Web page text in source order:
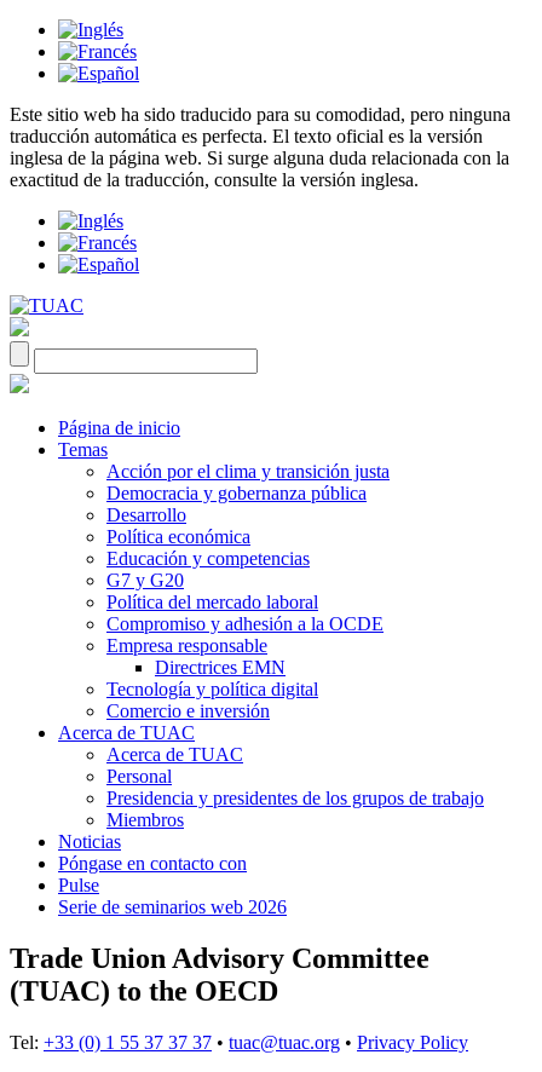
Este sitio web ha sido traducido para su comodidad, pero ninguna
traducción automática es perfecta. El texto oficial es la versión
inglesa de la página web. Si surge alguna duda relacionada con la
exactitud de la traducción, consulte la versión inglesa.
Página de inicio
Temas
Acción por el clima y transición justa
Democracia y gobernanza pública
Desarrollo
Política económica
Educación y competencias
G7 y G20
Política del mercado laboral
Compromiso y adhesión a la OCDE
Empresa responsable
Directrices EMN
Tecnología y política digital
Comercio e inversión
Acerca de TUAC
Acerca de TUAC
Personal
Presidencia y presidentes de los grupos de trabajo
Miembros
Noticias
Póngase en contacto con
Pulse
Serie de seminarios web 2026
Trade Union Advisory Committee
(TUAC) to the OECD
Tel: +33 (0) 1 55 37 37 37 • tuac@tuac.org • Privacy Policy